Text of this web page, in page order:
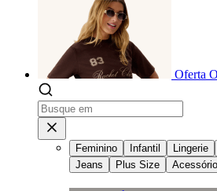
Oferta
Feminino Infantil Lingerie
Jeans
Plus Size